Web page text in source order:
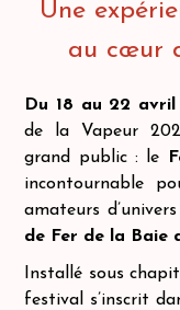
Une
au cœur
Du 18 au 22
de la Vapeur
grand public : le
incontournable
amateurs
de Fer de la Baie
Installé sous
festival s’inscrit